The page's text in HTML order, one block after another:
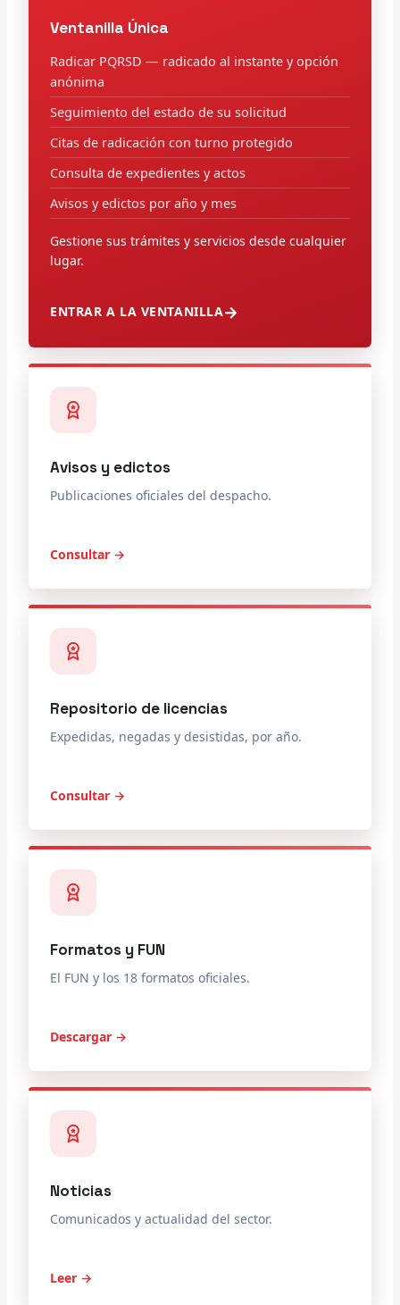
Ventanilla Única
Radicar PQRSD — radicado al instante y opción
anónima
Seguimiento del estado de su solicitud
Citas de radicación con turno protegido
Consulta de expedientes y actos
Avisos y edictos por año y mes
Gestione sus trámites y servicios desde cualquier
lugar.
ENTRAR A LA VENTANILLA
Avisos y edictos
Publicaciones oficiales del despacho.
Consultar →
Repositorio de licencias
Expedidas, negadas y desistidas, por año.
Consultar →
Formatos y FUN
El FUN y los 18 formatos oficiales.
Descargar →
Noticias
Comunicados y actualidad del sector.
Leer →